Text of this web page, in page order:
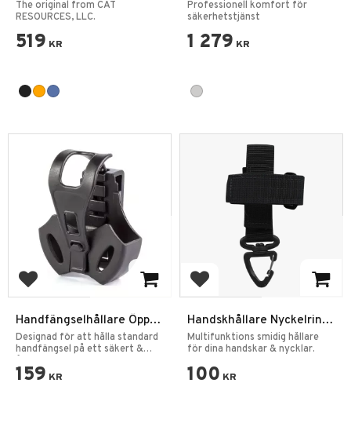
The original from CAT
RESOURCES, LLC.
519 KR
NATO-tröja
Professionell komfort för
säkerhetstjänst
1 279 KR
Add to favorites
Handfängselhållare Öppen
5,5cm
Designad för att hålla standard
handfängsel på ett säkert &
159 KR
Add to favorites
Handskhållare Nyckelring
Kardborre
Multifunktions smidig hållare
för dina handskar & nycklar.
100 KR